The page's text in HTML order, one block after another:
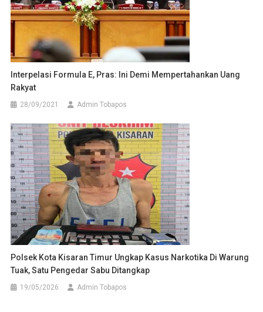
Interpelasi Formula E, Pras: Ini Demi Mempertahankan Uang
Rakyat
28/09/2021 Admin Tobapos
Polsek Kota Kisaran Timur Ungkap Kasus Narkotika Di Warung
Tuak, Satu Pengedar Sabu Ditangkap
19/05/2026 Admin Tobapos